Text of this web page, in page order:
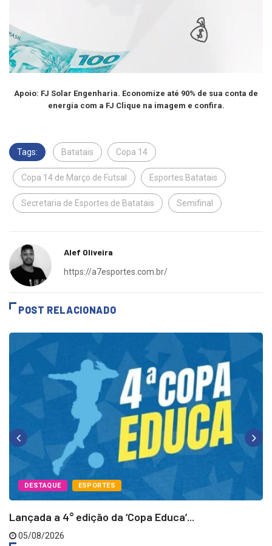
Apoio: FJ Solar Engenharia. Economize até 90% de sua conta de
energia com a FJ Clique na imagem e confira.
Tags: Batatais Copa 14
Copa 14 de Março de Futsal Esportes Batatais
Secretaria de Esportes de Batatais Semifinal
Alef Oliveira
https://a7esportes.com.br/
POST RELACIONADO
DESTAQUE ESPORTES
Lançada a 4° edição da ‘Copa Educa’...
05/08/2026